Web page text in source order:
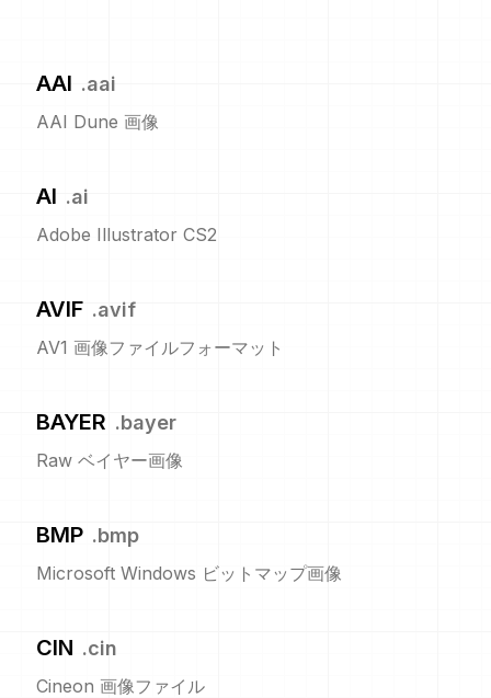
AAI .aai
AAI Dune 画像
AI .ai
Adobe Illustrator CS2
AVIF .avif
AV1 画像ファイルフォーマット
BAYER .bayer
Raw ベイヤー画像
BMP .bmp
Microsoft Windows ビットマップ画像
CIN .cin
Cineon 画像ファイル